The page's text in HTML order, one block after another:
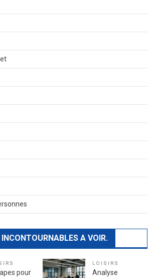
A VOIR.
pour
LOISIRS
Analyse